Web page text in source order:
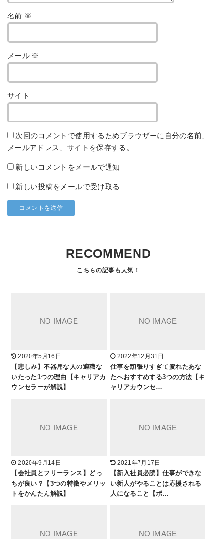
名前 ※
メール ※
サイト
次回のコメントで使用するためブラウザーに自分の名前、
メールアドレス、サイトを保存する。
新しいコメントをメールで通知
新しい投稿をメールで受け取る
RECOMMEND
2020年5月16日
【悲しみ】不器用な人の適職な
いたった1つの理由【キャリアカ
ウンセラーが解説】
2022年12月31日
仕事を頑張りすぎて疲れたあな
たへおすすめする3つの方法【キ
ャリアカウンセ…
2020年9月14日
【会社員とフリーランス】どっ
ちが良い？【3つの特徴やメリッ
トをかんたん解説】
2021年7月17日
【新入社員必読】仕事ができな
い新人がやることは応援される
人になること【ポ…